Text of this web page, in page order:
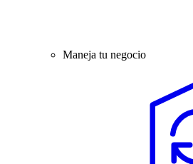
Maneja tu negocio